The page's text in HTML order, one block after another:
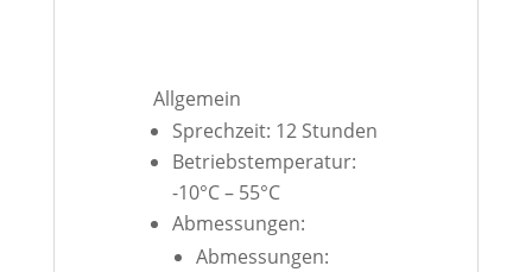
Allgemein
Sprechzeit: 12 Stunden
Betriebstemperatur:
-10°C – 55°C
Abmessungen:
Abmessungen: